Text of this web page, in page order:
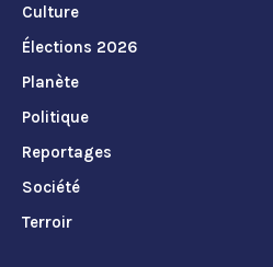
Culture
Élections 2026
Planète
Politique
Reportages
Société
Terroir